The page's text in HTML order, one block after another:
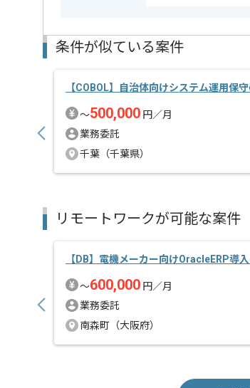
条件が似ている案件
【COBOL】自治体向けシステム運用保
〜500,000 円／月
業務委託
千葉（千葉県）
リモートワークが可能な案件
【DB】電機メーカー向けOracleERP導
〜600,000 円／月
業務委託
南森町（大阪府）